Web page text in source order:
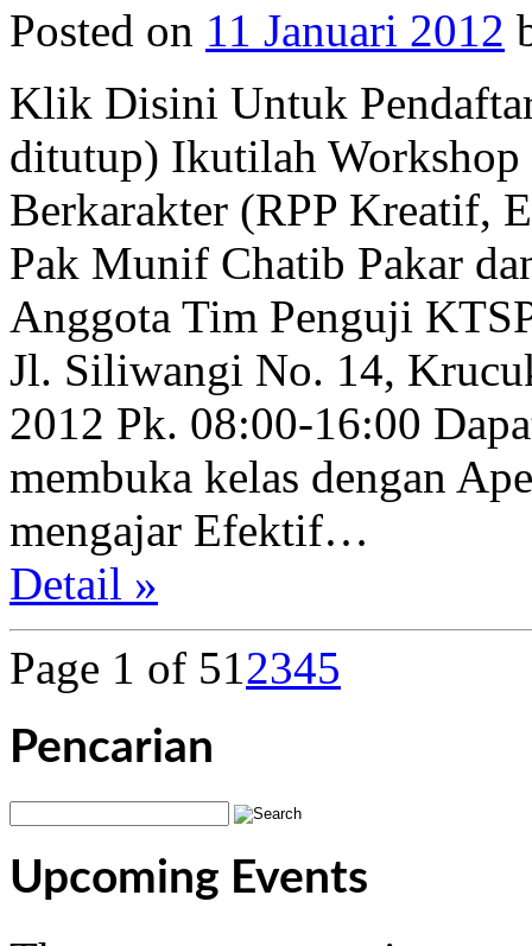
Posted on 11 Januari 2012
Klik Disini Untuk
ditutup) Ikutilah Workshop
Berkarakter (RPP Kreatif,
Pak Munif Chatib Pakar
Anggota Tim Penguji
Jl. Siliwangi No. 14,
2012 Pk. 08:00-16:00
membuka kelas dengan
mengajar Efektif…
Detail »
Page 1 of 512345
Pencarian
Upcoming Events